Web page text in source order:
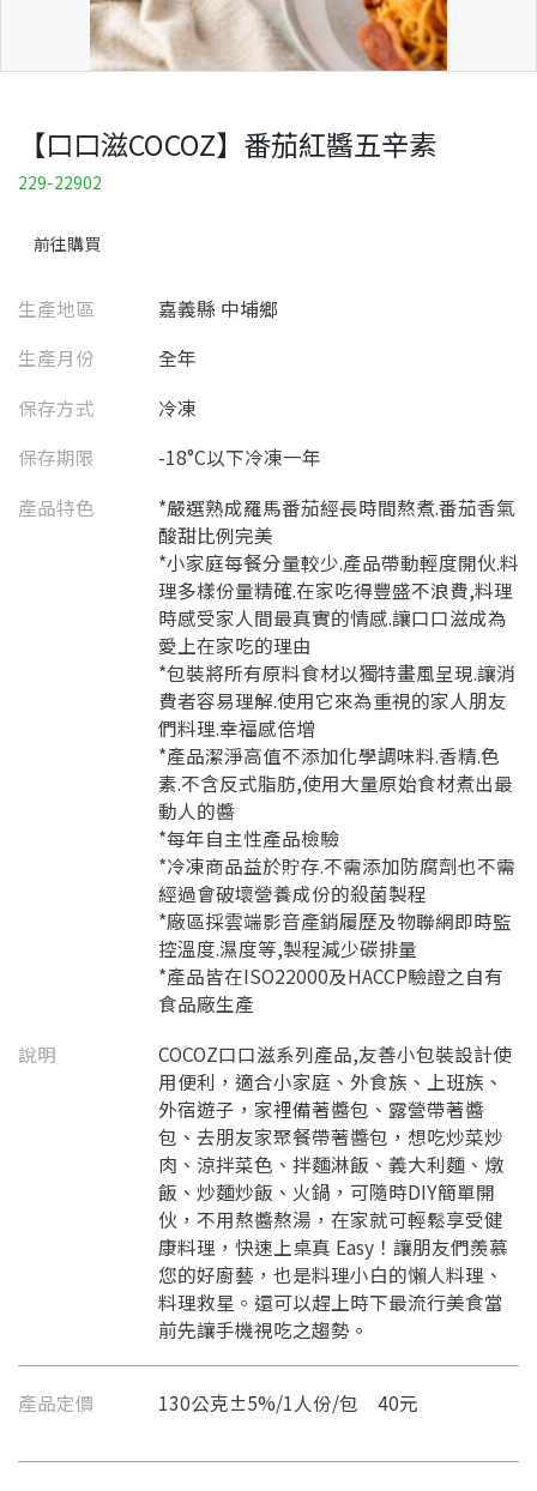
【口口滋COCOZ】番茄紅醬五辛素
229-22902
前往購買
生產地區
嘉義縣 中埔鄉
生產月份
全年
保存方式
冷凍
保存期限
-18°C以下冷凍一年
產品特色
*嚴選熟成羅馬番茄經長時間熬煮.番茄香氣
酸甜比例完美
*小家庭每餐分量較少.產品帶動輕度開伙.料
理多樣份量精確.在家吃得豐盛不浪費,料理
時感受家人間最真實的情感.讓口口滋成為
愛上在家吃的理由
*包裝將所有原料食材以獨特畫風呈現.讓消
費者容易理解.使用它來為重視的家人朋友
們料理.幸福感倍增
*產品潔淨高值不添加化學調味料.香精.色
素.不含反式脂肪,使用大量原始食材煮出最
動人的醬
*每年自主性產品檢驗
*冷凍商品益於貯存.不需添加防腐劑也不需
經過會破壞營養成份的殺菌製程
*廠區採雲端影音產銷履歷及物聯網即時監
控溫度.濕度等,製程減少碳排量
*產品皆在ISO22000及HACCP驗證之自有
食品廠生產
說明
COCOZ口口滋系列產品,友善小包裝設計使
用便利，適合小家庭、外食族、上班族、
外宿遊子，家裡備著醬包、露營帶著醬
包、去朋友家聚餐帶著醬包，想吃炒菜炒
肉、涼拌菜色、拌麵淋飯、義大利麵、燉
飯、炒麵炒飯、火鍋，可隨時DIY簡單開
伙，不用熬醬熬湯，在家就可輕鬆享受健
康料理，快速上桌真 Easy！讓朋友們羨慕
您的好廚藝，也是料理小白的懶人料理、
料理救星。還可以趕上時下最流行美食當
前先讓手機視吃之趨勢。
產品定價 130公克±5%/1人份/包 40元